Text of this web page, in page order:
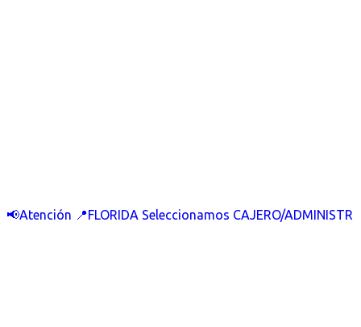
📢Atención 📍FLORIDA Seleccionamos CAJERO/ADMINISTR